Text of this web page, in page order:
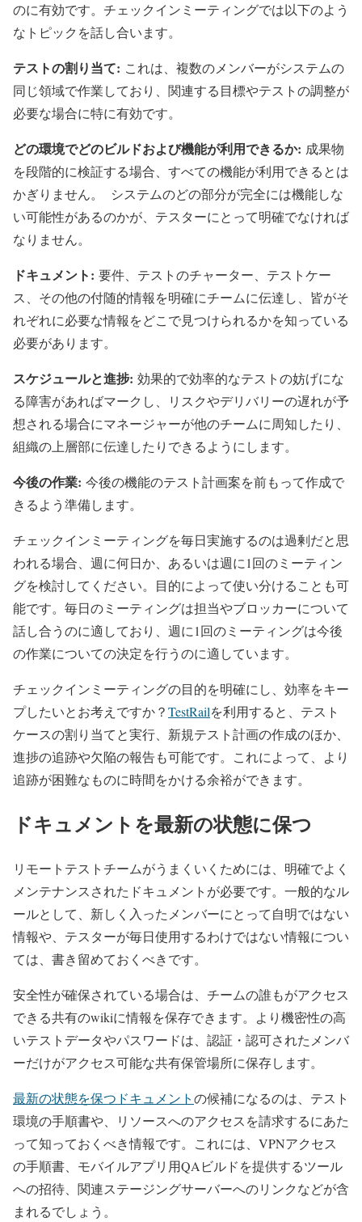
のに有効です。チェックインミーティングでは以下のよう
なトピックを話し合います。
テストの割り当て: これは、複数のメンバーがシステムの
同じ領域で作業しており、関連する目標やテストの調整が
必要な場合に特に有効です。
どの環境でどのビルドおよび機能が利用できるか: 成果物
を段階的に検証する場合、すべての機能が利用できるとは
かぎりません。 システムのどの部分が完全には機能しな
い可能性があるのかが、テスターにとって明確でなければ
なりません。
ドキュメント: 要件、テストのチャーター、テストケー
ス、その他の付随的情報を明確にチームに伝達し、皆がそ
れぞれに必要な情報をどこで見つけられるかを知っている
必要があります。
スケジュールと進捗: 効果的で効率的なテストの妨げにな
る障害があればマークし、リスクやデリバリーの遅れが予
想される場合にマネージャーが他のチームに周知したり、
組織の上層部に伝達したりできるようにします。
今後の作業: 今後の機能のテスト計画案を前もって作成で
きるよう準備します。
チェックインミーティングを毎日実施するのは過剰だと思
われる場合、週に何日か、あるいは週に1回のミーティン
グを検討してください。目的によって使い分けることも可
能です。毎日のミーティングは担当やブロッカーについて
話し合うのに適しており、週に1回のミーティングは今後
の作業についての決定を行うのに適しています。
チェックインミーティングの目的を明確にし、効率をキー
プしたいとお考えですか？TestRailを利用すると、テスト
ケースの割り当てと実行、新規テスト計画の作成のほか、
進捗の追跡や欠陥の報告も可能です。これによって、より
追跡が困難なものに時間をかける余裕ができます。
ドキュメントを最新の状態に保つ
リモートテストチームがうまくいくためには、明確でよく
メンテナンスされたドキュメントが必要です。一般的なル
ールとして、新しく入ったメンバーにとって自明ではない
情報や、テスターが毎日使用するわけではない情報につい
ては、書き留めておくべきです。
安全性が確保されている場合は、チームの誰もがアクセス
できる共有のwikiに情報を保存できます。より機密性の高
いテストデータやパスワードは、認証・認可されたメンバ
ーだけがアクセス可能な共有保管場所に保存します。
最新の状態を保つドキュメントの候補になるのは、テスト
環境の手順書や、リソースへのアクセスを請求するにあた
って知っておくべき情報です。これには、VPNアクセス
の手順書、モバイルアプリ用QAビルドを提供するツール
への招待、関連ステージングサーバーへのリンクなどが含
まれるでしょう。